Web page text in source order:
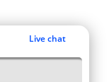
Live chat